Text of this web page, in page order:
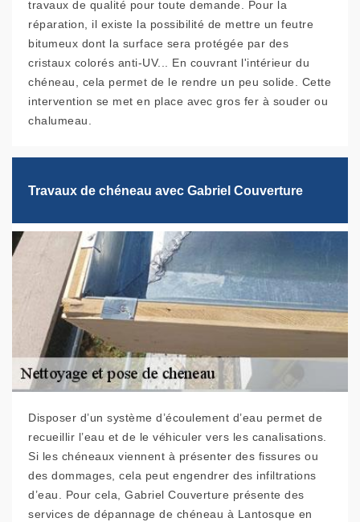
travaux de qualité pour toute demande. Pour la
réparation, il existe la possibilité de mettre un feutre
bitumeux dont la surface sera protégée par des
cristaux colorés anti-UV... En couvrant l'intérieur du
chéneau, cela permet de le rendre un peu solide. Cette
intervention se met en place avec gros fer à souder ou
chalumeau.
Travaux de chéneau avec Gabriel Couverture
Disposer d’un système d’écoulement d’eau permet de
recueillir l’eau et de le véhiculer vers les canalisations.
Si les chéneaux viennent à présenter des fissures ou
des dommages, cela peut engendrer des infiltrations
d’eau. Pour cela, Gabriel Couverture présente des
services de dépannage de chéneau à Lantosque en